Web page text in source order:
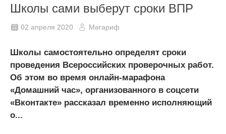
Школы сами выберут сроки ВПР
02 апреля 2020 Мәгариф
Школы самостоятельно определят сроки
проведения Всероссийских проверочных работ.
Об этом во время онлайн-марафона
«Домашний час», организованного в соцсети
«Вконтакте» рассказал временно исполняющий
о...